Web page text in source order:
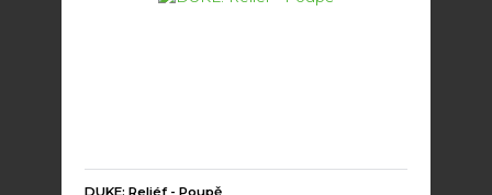
DUKE: Reliéf - Poupě